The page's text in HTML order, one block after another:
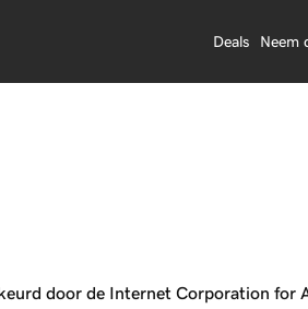
Deals Neem
door de Internet Corporation for